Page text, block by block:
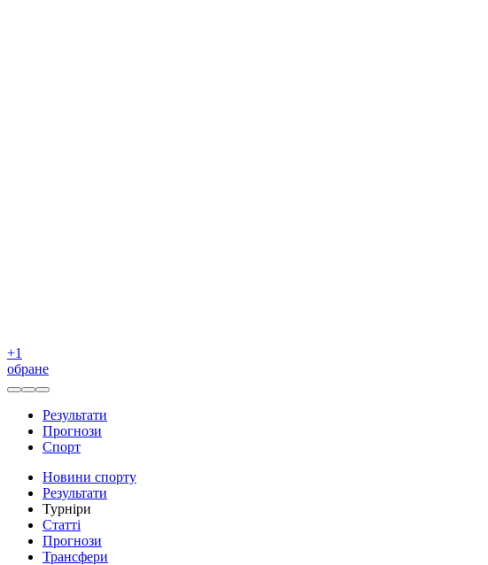
+1
обране
Результати
Прогнози
Спорт
Новини спорту
Результати
Турніри
Статті
Прогнози
Трансфери